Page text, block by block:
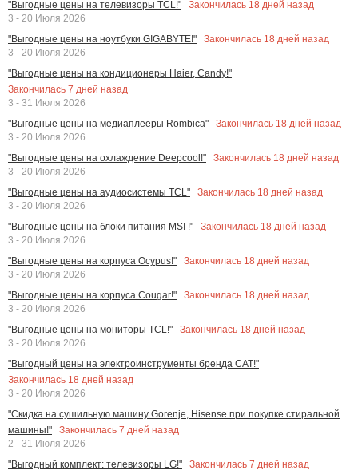
"Выгодные цены на телевизоры TCL!"
Закончилась 18 дней назад
3 - 20 Июля 2026
"Выгодные цены на ноутбуки GIGABYTE!"
Закончилась 18 дней назад
3 - 20 Июля 2026
"Выгодные цены на кондиционеры Haier, Candy!"
Закончилась 7 дней назад
3 - 31 Июля 2026
"Выгодные цены на медиаплееры Rombica"
Закончилась 18 дней назад
3 - 20 Июля 2026
"Выгодные цены на охлаждение Deepcool!"
Закончилась 18 дней назад
3 - 20 Июля 2026
"Выгодные цены на аудиосистемы TCL"
Закончилась 18 дней назад
3 - 20 Июля 2026
"Выгодные цены на блоки питания MSI !"
Закончилась 18 дней назад
3 - 20 Июля 2026
"Выгодные цены на корпуса Ocypus!"
Закончилась 18 дней назад
3 - 20 Июля 2026
"Выгодные цены на корпуса Cougar!"
Закончилась 18 дней назад
3 - 20 Июля 2026
"Выгодные цены на мониторы TCL!"
Закончилась 18 дней назад
3 - 20 Июля 2026
"Выгодный цены на электроинструменты бренда CAT!"
Закончилась 18 дней назад
3 - 20 Июля 2026
"Скидка на сушильную машину Gorenje, Hisense при покупке стиральной
машины!"
Закончилась 7 дней назад
2 - 31 Июля 2026
"Выгодный комплект: телевизоры LG!"
Закончилась 7 дней назад